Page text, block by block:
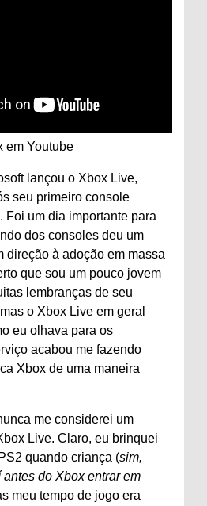
em Youtube
lançou o Xbox Live,
seu primeiro console
Foi um dia importante para
dos consoles deu um
direção à adoção em massa
que sou um pouco jovem
lembranças de seu
o Xbox Live em geral
eu olhava para os
acabou me fazendo
Xbox de uma maneira
me considerei um
Live. Claro, eu brinquei
quando criança (sim,
do Xbox entrar em
meu tempo de jogo era